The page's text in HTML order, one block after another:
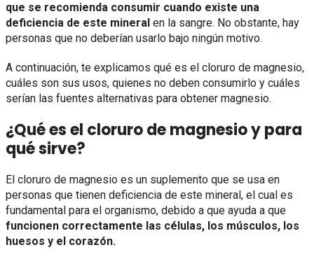
que se recomienda consumir cuando existe una
deficiencia de este mineral en la sangre. No obstante, hay
personas que no deberían usarlo bajo ningún motivo.
A continuación, te explicamos qué es el cloruro de magnesio,
cuáles son sus usos, quienes no deben consumirlo y cuáles
serían las fuentes alternativas para obtener magnesio.
¿Qué es el cloruro de magnesio y para
qué sirve?
El cloruro de magnesio es un suplemento que se usa en
personas que tienen deficiencia de este mineral, el cual es
fundamental para el organismo, debido a que ayuda a que
funcionen correctamente las células, los músculos, los
huesos y el corazón.